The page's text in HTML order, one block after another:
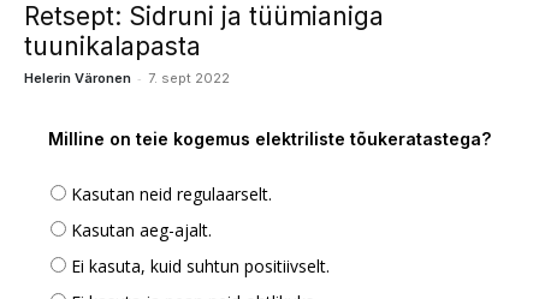
Retsept: Sidruni ja tüümianiga
tuunikalapasta
Helerin Väronen - 7. sept 2022
Milline on teie kogemus elektriliste tõukeratastega?
Kasutan neid regulaarselt.
Kasutan aeg-ajalt.
Ei kasuta, kuid suhtun positiivselt.